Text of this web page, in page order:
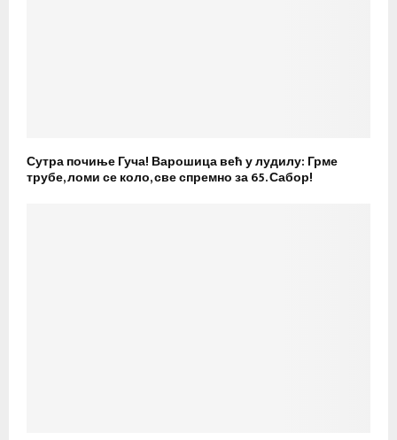
Сутра почиње Гуча! Варошица већ у лудилу: Грме
трубе, ломи се коло, све спремно за 65. Сабор!